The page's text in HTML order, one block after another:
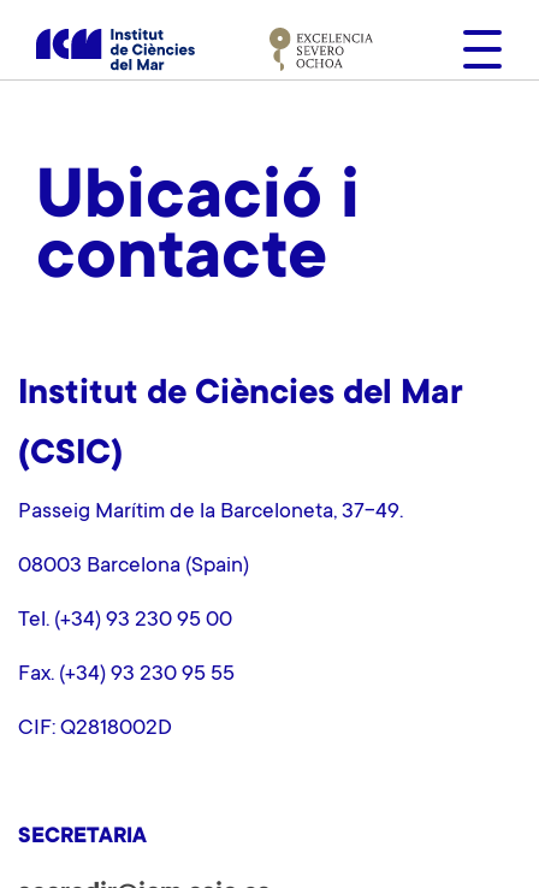
s
Ubicació i
contacte
Institut de Ciències del Mar
(CSIC)
Passeig Marítim de la Barceloneta, 37-49.
08003 Barcelona (Spain)
Tel. (+34) 93 230 95 00
Fax. (+34) 93 230 95 55
CIF: Q2818002D
SECRETARIA